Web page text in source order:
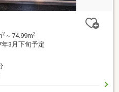
2 ～74.99m2
年3月下旬予定